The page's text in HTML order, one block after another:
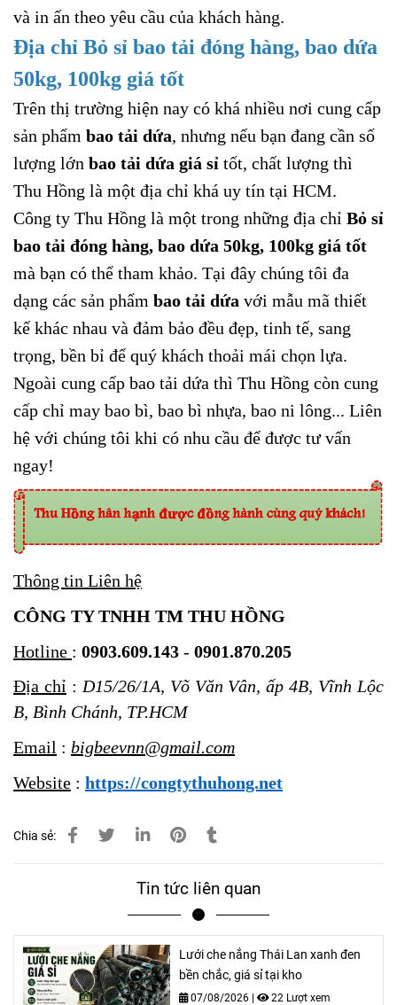
và in ấn theo yêu cầu của khách hàng.
Địa chỉ Bỏ sỉ bao tải đóng hàng, bao dứa
50kg, 100kg giá tốt
Trên thị trường hiện nay có khá nhiều nơi cung cấp
sản phẩm bao tải dứa, nhưng nếu bạn đang cần số
lượng lớn bao tải dứa giá sỉ tốt, chất lượng thì
Thu Hồng là một địa chỉ khá uy tín tại HCM.
Công ty Thu Hồng là một trong những địa chỉ Bỏ sỉ
bao tải đóng hàng, bao dứa 50kg, 100kg giá tốt
mà bạn có thể tham khảo. Tại đây chúng tôi đa
dạng các sản phẩm bao tải dứa với mẫu mã thiết
kế khác nhau và đảm bảo đều đẹp, tinh tế, sang
trọng, bền bỉ để quý khách thoải mái chọn lựa.
Ngoài cung cấp bao tải dứa thì Thu Hồng còn cung
cấp chỉ may bao bì, bao bì nhựa, bao ni lông... Liên
hệ với chúng tôi khi có nhu cầu để được tư vấn
ngay!
Thông tin Liên hệ
CÔNG TY TNHH TM THU HỒNG
Hotline : 0903.609.143 - 0901.870.205
Địa chỉ :D15/26/1A, Võ Văn Vân, ấp 4B, Vĩnh Lộc
B, Bình Chánh, TP.HCM
Email : bigbeevnn@gmail.com
Website : https://congtythuhong.net
Chia sẻ:
Tin tức liên quan
Lưới che nắng Thái Lan xanh đen
bền chắc, giá sỉ tại kho
07/08/2026 | 22 Lượt xem